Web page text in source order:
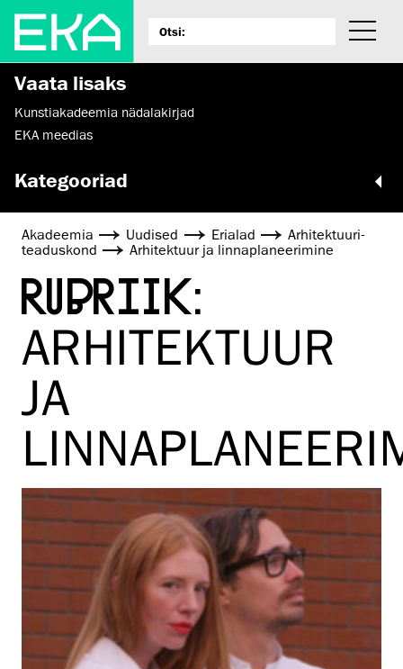
Vaata lisaks
Kunstiakadeemia nädalakirjad
EKA meedias
Kategooriad
Akadeemia Uudised Erialad
Arhitektuuri­
teaduskond
Arhitektuur ja linnaplaneerimine
RUBRIIK:
ARHITEKTUUR
JA